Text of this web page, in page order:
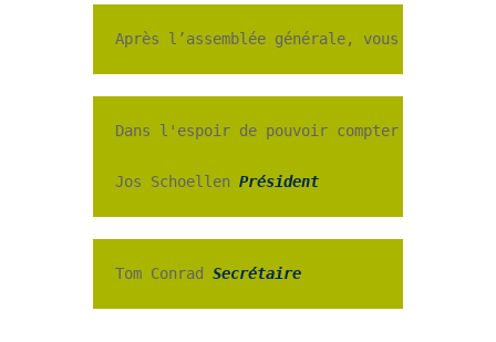
Après l’assemblée générale, vous avez
Dans l'espoir de pouvoir compter sur
Jos Schoellen Président
Tom Conrad Secrétaire